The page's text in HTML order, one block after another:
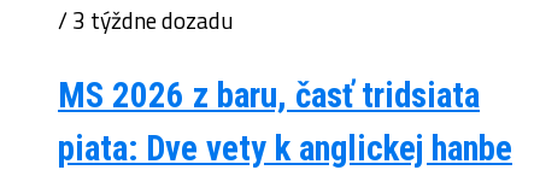
/ 3 týždne dozadu
MS 2026 z baru, časť tridsiata
piata: Dve vety k anglickej hanbe